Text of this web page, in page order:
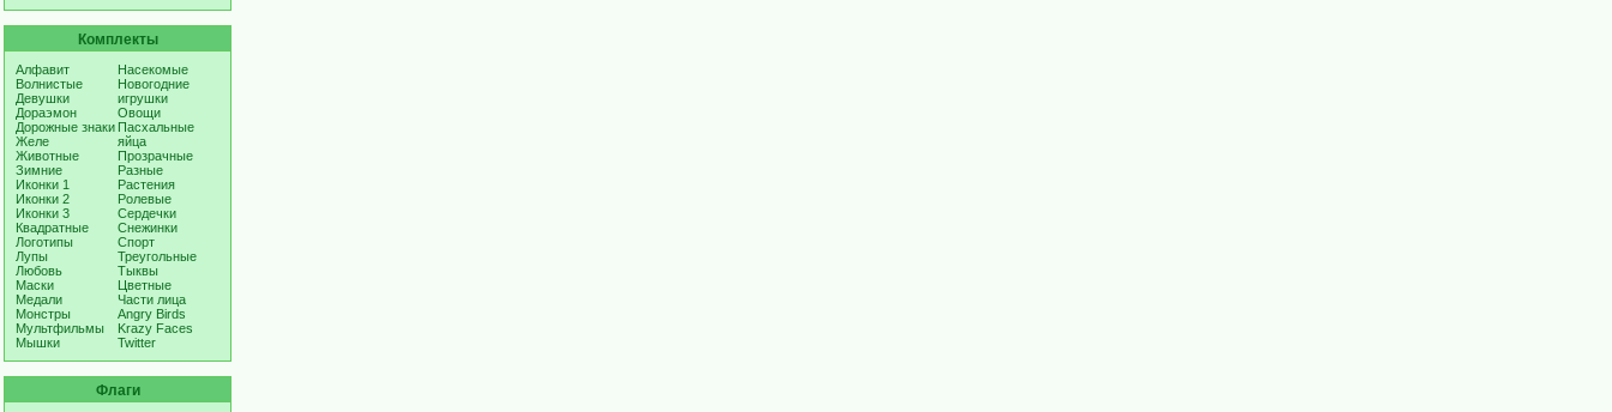
Комплекты
Алфавит
Волнистые
Девушки
Дораэмон
Дорожные знаки
Желе
Животные
Зимние
Иконки 1
Иконки 2
Иконки 3
Квадратные
Логотипы
Лупы
Любовь
Маски
Медали
Монстры
Мультфильмы
Мышки
Насекомые
Новогодние
игрушки
Овощи
Пасхальные
яйца
Прозрачные
Разные
Растения
Ролевые
Сердечки
Снежинки
Спорт
Треугольные
Тыквы
Цветные
Части лица
Angry Birds
Krazy Faces
Twitter
Флаги